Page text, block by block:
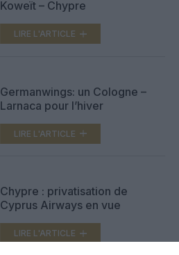
Koweït – Chypre
LIRE L'ARTICLE
Germanwings: un Cologne –
Larnaca pour l’hiver
LIRE L'ARTICLE
Chypre : privatisation de
Cyprus Airways en vue
LIRE L'ARTICLE